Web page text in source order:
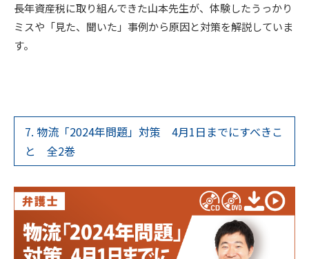
長年資産税に取り組んできた山本先生が、体験したうっかり
ミスや「見た、聞いた」事例から原因と対策を解説していま
す。
7. 物流「2024年問題」対策 4月1日までにすべきこ
と 全2巻